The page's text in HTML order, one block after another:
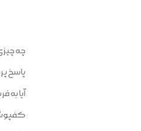
چه
پاسخ
آیا به
کفپوش